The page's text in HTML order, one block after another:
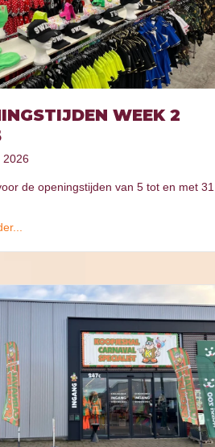
WEEK 2
2026
de openingstijden van 5 tot en met 31